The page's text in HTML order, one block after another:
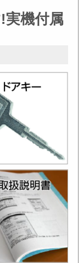
実機付属